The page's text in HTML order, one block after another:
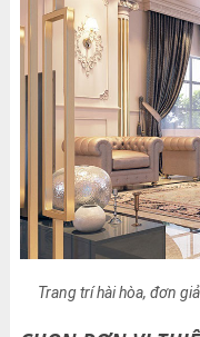
Trang trí hài hòa, đơn